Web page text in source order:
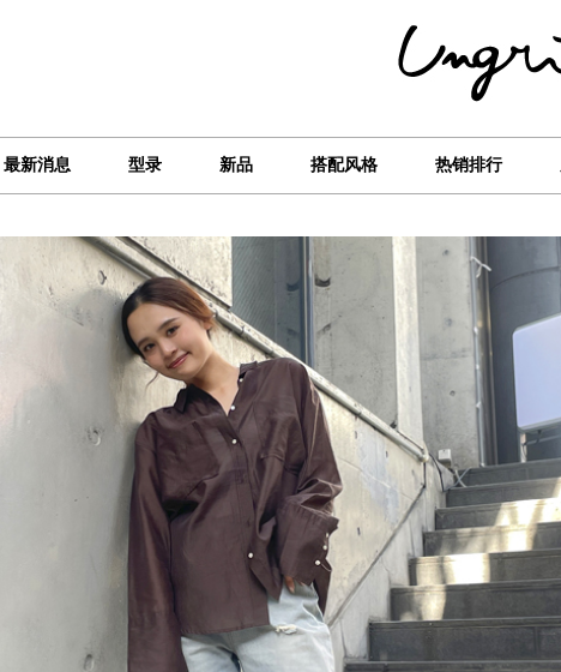
最新消息 型录 新品 搭配风格 热销排行